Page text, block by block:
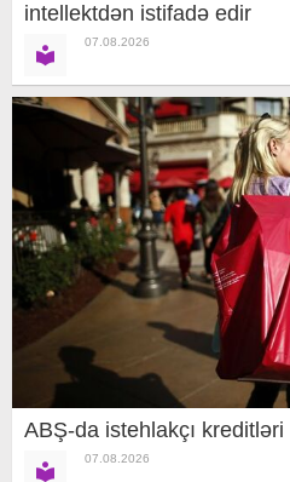
intellektdən istifadə edir
07.08.2026
ABŞ-da istehlakçı
07.08.2026